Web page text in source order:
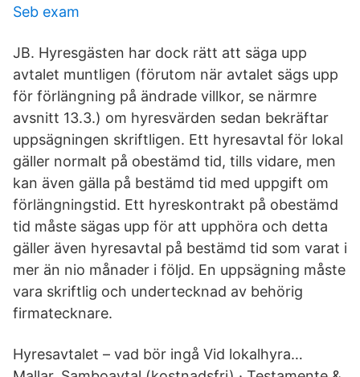
Seb exam
JB. Hyresgästen har dock rätt att säga upp
avtalet muntligen (förutom när avtalet sägs upp
för förlängning på ändrade villkor, se närmre
avsnitt 13.3.) om hyresvärden sedan bekräftar
uppsägningen skriftligen. Ett hyresavtal för lokal
gäller normalt på obestämd tid, tills vidare, men
kan även gälla på bestämd tid med uppgift om
förlängningstid. Ett hyreskontrakt på obestämd
tid måste sägas upp för att upphöra och detta
gäller även hyresavtal på bestämd tid som varat i
mer än nio månader i följd. En uppsägning måste
vara skriftlig och undertecknad av behörig
firmatecknare.
Hyresavtalet – vad bör ingå Vid lokalhyra…